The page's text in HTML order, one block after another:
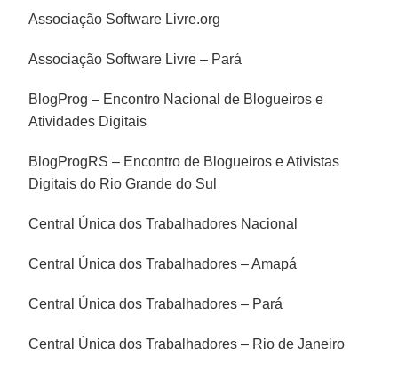
Associação Software Livre.org
Associação Software Livre – Pará
BlogProg – Encontro Nacional de Blogueiros e
Atividades Digitais
BlogProgRS – Encontro de Blogueiros e Ativistas
Digitais do Rio Grande do Sul
Central Única dos Trabalhadores Nacional
Central Única dos Trabalhadores – Amapá
Central Única dos Trabalhadores – Pará
Central Única dos Trabalhadores – Rio de Janeiro